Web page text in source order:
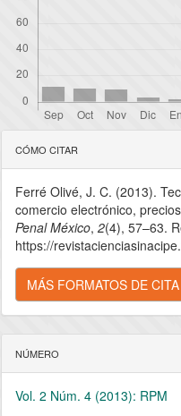
Detalles
del
artículo
CÓMO CITAR
Ferré Olivé, J. C. (2013).
comercio electrónico,
Penal México,2(4), 57–63.
https://
MÁS FORMATOS DE
NÚMERO
Vol. 2 Núm. 4 (2013): RPM